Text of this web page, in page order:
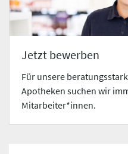
Jetzt bewerben
Für unsere
Apotheken suchen wir
Mitarbeiter*innen.